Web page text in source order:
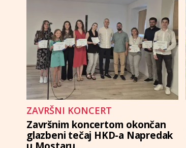
ZAVRŠNI KONCERT
Završnim koncertom okončan
glazbeni tečaj HKD-a Napredak